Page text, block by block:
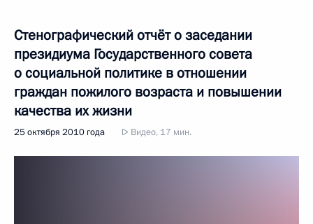
Стенографический отчёт о заседании
президиума Государственного совета
о социальной политике в отношении
граждан пожилого возраста и повышении
качества их жизни
25 октября 2010 года Видео, 17 мин.